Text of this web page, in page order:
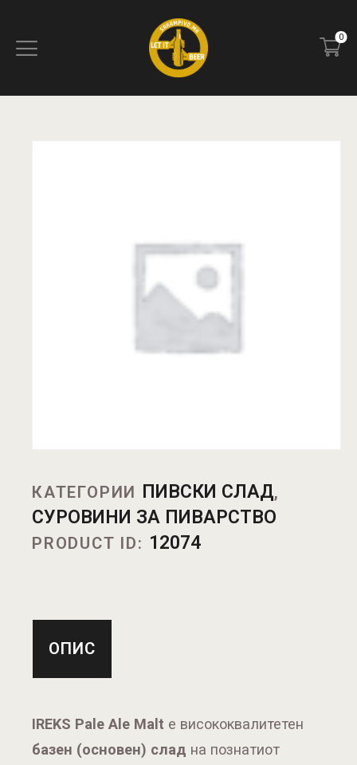
0
КАТЕГОРИИ ПИВСКИ СЛАД,
СУРОВИНИ ЗА ПИВАРСТВО
PRODUCT ID: 12074
ОПИС
IREKS Pale Ale Malt е висококвалитетен
базен (основен) слад на познатиот